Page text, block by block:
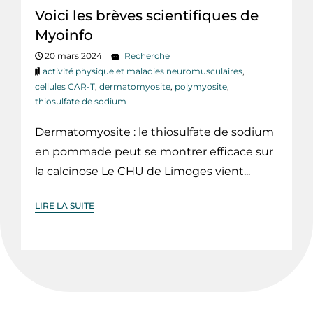
Voici les brèves scientifiques de
Myoinfo
20 mars 2024
Recherche
activité physique et maladies neuromusculaires,
cellules CAR-T, dermatomyosite, polymyosite,
thiosulfate de sodium
Dermatomyosite : le thiosulfate de sodium
en pommade peut se montrer efficace sur
la calcinose Le CHU de Limoges vient...
LIRE LA SUITE